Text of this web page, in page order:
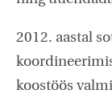
2012. aastal
koostöös